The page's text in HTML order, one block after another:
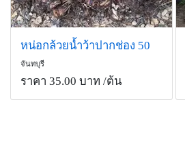
หน่อกล้วยน้ำว้าปากช่อง 50
จันทบุรี
ราคา 35.00 บาท /ต้น